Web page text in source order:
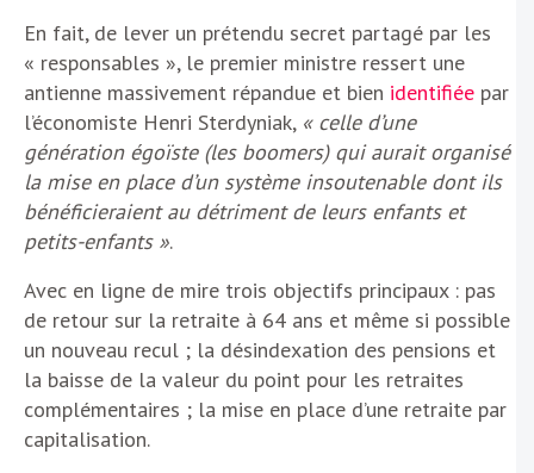
En fait, de lever un prétendu secret partagé par les
« responsables », le premier ministre ressert une
antienne massivement répandue et bien identifiée par
l’économiste Henri Sterdyniak, « celle d’une
génération égoïste (les boomers) qui aurait organisé
la mise en place d’un système insoutenable dont ils
bénéficieraient au détriment de leurs enfants et
petits-enfants ».
Avec en ligne de mire trois objectifs principaux : pas
de retour sur la retraite à 64 ans et même si possible
un nouveau recul ; la désindexation des pensions et
la baisse de la valeur du point pour les retraites
complémentaires ; la mise en place d’une retraite par
capitalisation.